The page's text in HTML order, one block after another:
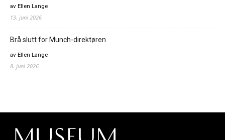
av Ellen Lange
13. juni 2026
Brå slutt for Munch-direktøren
av Ellen Lange
8. juni 2026